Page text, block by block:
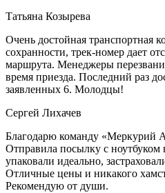
Татьяна Козырева
Очень достойная транспортная
сохранности, трек-номер дает
маршрута. Менеджеры
время приезда. Последний раз
заявленных 6. Молодцы!
Сергей Лихачев
Благодарю команду «Меркурий
Отправила посылку с
упаковали идеально,
Отличные цены и никакого
Рекомендую от души.